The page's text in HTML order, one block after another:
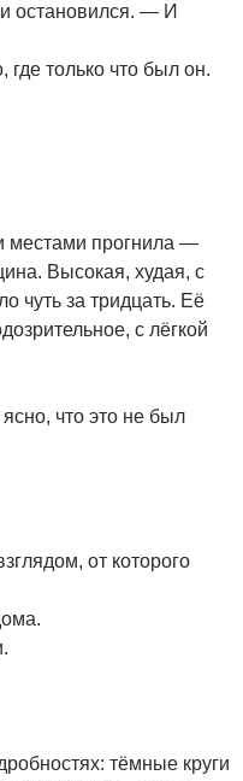
остановился. — И
где только что был он.
местами прогнила —
Высокая, худая, с
чуть за тридцать. Её
с лёгкой
что это не был
от которого
тёмные круги